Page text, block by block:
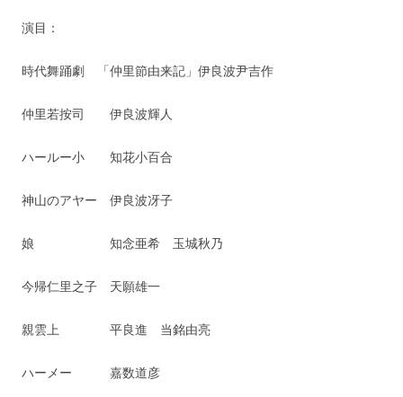
演目：
時代舞踊劇 「仲里節由来記」伊良波尹吉作
仲里若按司 伊良波輝人
ハールー小 知花小百合
神山のアヤー 伊良波冴子
娘 知念亜希 玉城秋乃
今帰仁里之子 天願雄一
親雲上 平良進 当銘由亮
ハーメー 嘉数道彦